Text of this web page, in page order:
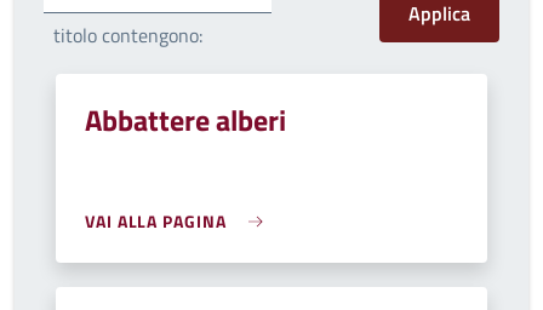
titolo contengono:
Abbattere alberi
VAI ALLA PAGINA